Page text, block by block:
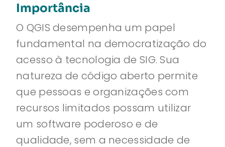
Importância
O QGIS desempenha um papel
fundamental na democratização do
acesso à tecnologia de SIG. Sua
natureza de código aberto permite
que pessoas e organizações com
recursos limitados possam utilizar
um software poderoso e de
qualidade, sem a necessidade de